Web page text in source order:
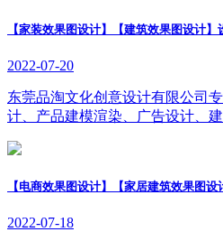
【家装效果图设计】【建筑效果图设计
2022-07-20
东莞品淘文化创意设计有限公司
计、产品建模渲染、广告设计、
【电商效果图设计】【家居建筑效果图
2022-07-18